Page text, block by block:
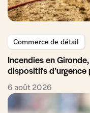
Commerce de détail
Incendies en
dispositifs
6 août 2026